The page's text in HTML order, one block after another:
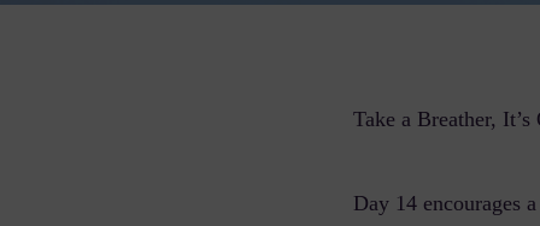
Take a Breather, It’s
Day 14 encourages